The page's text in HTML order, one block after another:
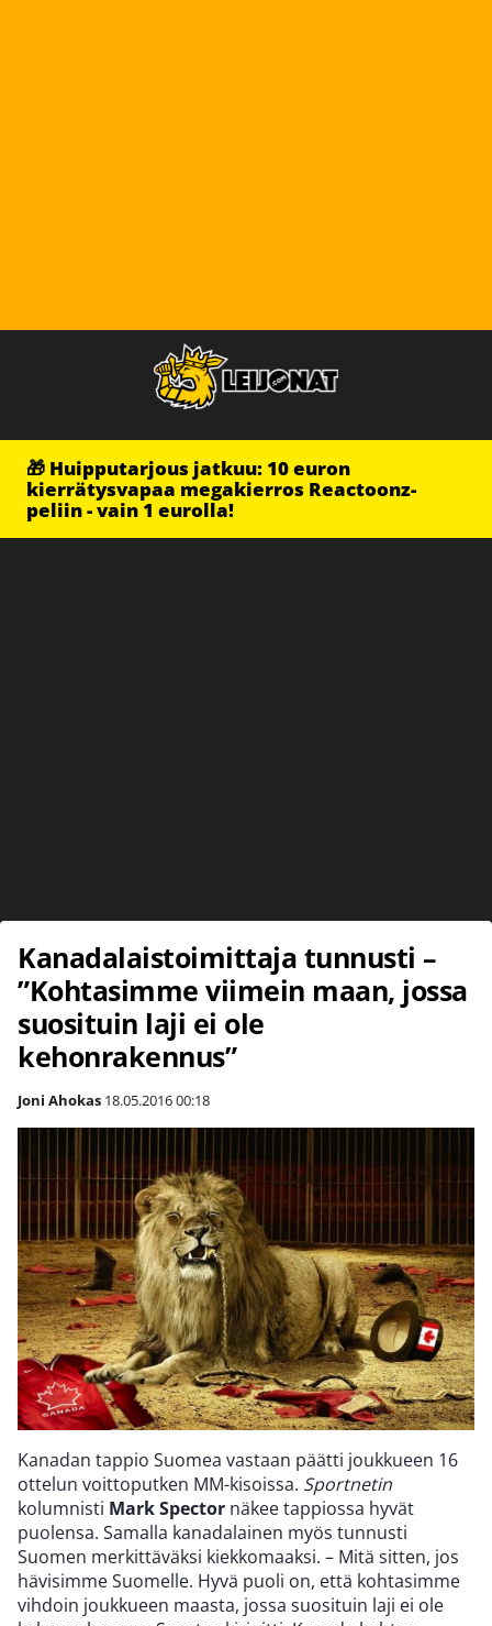
🎁 Huipputarjous jatkuu: 10 euron
kierrätysvapaa megakierros Reactoonz-
peliin - vain 1 eurolla!
Kanadalaistoimittaja tunnusti –
”Kohtasimme viimein maan, jossa
suosituin laji ei ole
kehonrakennus”
Joni Ahokas 18.05.201600:18
Kanadan tappio Suomea vastaan päätti joukkueen 16
ottelun voittoputken MM-kisoissa. Sportnetin
kolumnisti Mark Spector näkee tappiossa hyvät
puolensa. Samalla kanadalainen myös tunnusti
Suomen merkittäväksi kiekkomaaksi. – Mitä sitten, jos
hävisimme Suomelle. Hyvä puoli on, että kohtasimme
vihdoin joukkueen maasta, jossa suosituin laji ei ole